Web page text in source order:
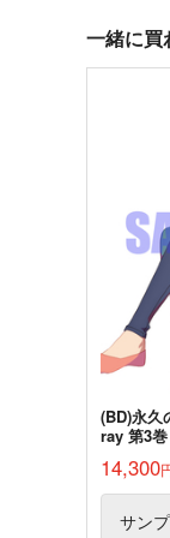
ロー×ゾロ
撮ってい
スモロ
スロウ
専売
ONE PIECE
サン
一緒に買
(BD)永久
ray 第3
14,300
サン